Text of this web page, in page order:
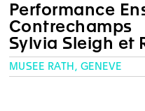
Performance
Contrechamps
Sylvia Sleigh et
MUSÉE RATH, GENÈVE